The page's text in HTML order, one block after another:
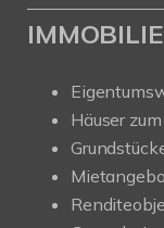
Häuser